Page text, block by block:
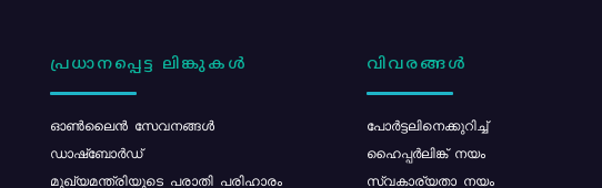
പ്രധാനപ്പെട്ട ലിങ്കുകൾ
ഓൺലൈൻ സേവനങ്ങൾ
ഡാഷ്ബോർഡ്
മുഖ്യമന്ത്രിയുടെ പരാതി പരിഹാരം
വിവരങ്ങൾ
പോര്‍ട്ടലിനെക്കുറിച്ച്
ഹൈപ്പർലിങ്ക് നയം
സ്വകാര്യതാ നയം